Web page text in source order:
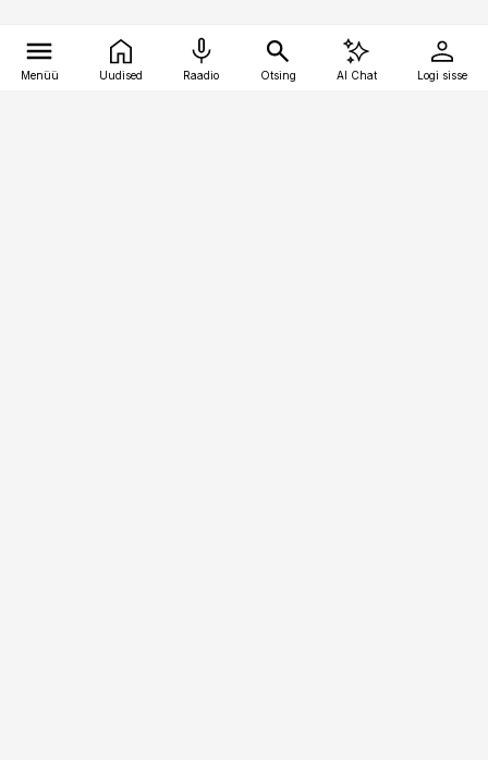
Menüü Uudised Raadio Otsing AI Chat Logi sisse